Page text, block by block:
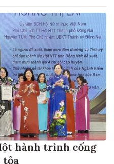
hành trình cống
tỏa